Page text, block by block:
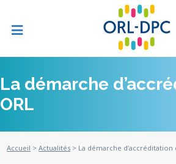
La démarche
ORL
Accueil >Actualités > La démarche d’accréditation